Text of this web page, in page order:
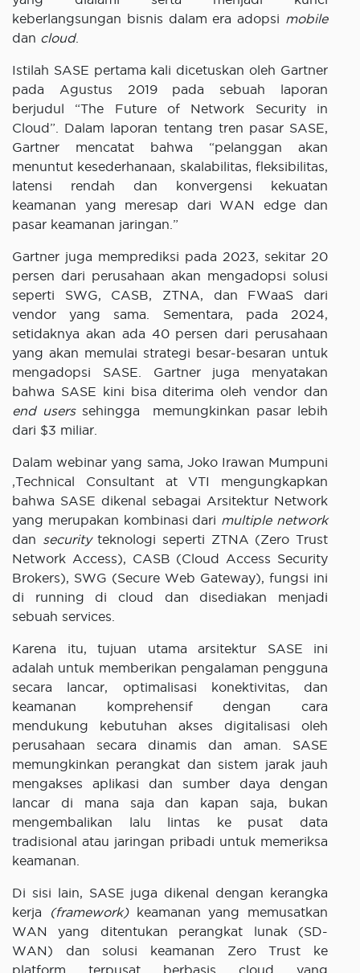
keberlangsungan bisnis dalam era adopsi mobile
dan cloud.
Istilah SASE pertama kali dicetuskan oleh Gartner
pada Agustus 2019 pada sebuah laporan
berjudul “The Future of Network Security in
Cloud”. Dalam laporan tentang tren pasar SASE,
Gartner mencatat bahwa “pelanggan akan
menuntut kesederhanaan, skalabilitas, fleksibilitas,
latensi rendah dan konvergensi kekuatan
keamanan yang meresap dari WAN edge dan
pasar keamanan jaringan.”
Gartner juga memprediksi pada 2023, sekitar 20
persen dari perusahaan akan mengadopsi solusi
seperti SWG, CASB, ZTNA, dan FWaaS dari
vendor yang sama. Sementara, pada 2024,
setidaknya akan ada 40 persen dari perusahaan
yang akan memulai strategi besar-besaran untuk
mengadopsi SASE. Gartner juga menyatakan
bahwa SASE kini bisa diterima oleh vendor dan
end userssehingga memungkinkan pasar lebih
dari $3 miliar.
Dalam webinar yang sama, Joko Irawan Mumpuni
,Technical Consultant at VTI mengungkapkan
bahwa SASE dikenal sebagai Arsitektur Network
yang merupakan kombinasi dari multiple network
dan securityteknologi seperti ZTNA (Zero Trust
Network Access), CASB (Cloud Access Security
Brokers), SWG (Secure Web Gateway), fungsi ini
di running di cloud dan disediakan menjadi
sebuah services.
Karena itu, tujuan utama arsitektur SASE ini
adalah untuk memberikan pengalaman pengguna
secara lancar, optimalisasi konektivitas, dan
keamanan komprehensif dengan cara
mendukung kebutuhan akses digitalisasi oleh
perusahaan secara dinamis dan aman. SASE
memungkinkan perangkat dan sistem jarak jauh
mengakses aplikasi dan sumber daya dengan
lancar di mana saja dan kapan saja, bukan
mengembalikan lalu lintas ke pusat data
tradisional atau jaringan pribadi untuk memeriksa
keamanan.
Di sisi lain, SASE juga dikenal dengan kerangka
kerja
(framework)keamanan yang memusatkan
WAN yang ditentukan perangkat lunak (SD-
WAN) dan solusi keamanan Zero Trust ke